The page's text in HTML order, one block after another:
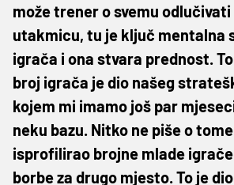
može trener o svemu
utakmicu, tu je ključ mentalna
igrača i ona stvara prednost.
broj igrača je dio našeg
kojem mi imamo još par
neku bazu. Nitko ne piše o
isprofilirao brojne mlade
borbe za drugo mjesto. To je